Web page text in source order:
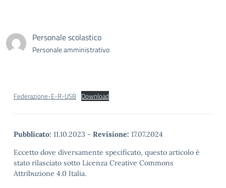
Personale scolastico
Personale amministrativo
Federazione-E-R-USB Download
Pubblicato: 11.10.2023 - Revisione: 17.07.2024
Eccetto dove diversamente specificato, questo articolo è
stato rilasciato sotto Licenza Creative Commons
Attribuzione 4.0 Italia.